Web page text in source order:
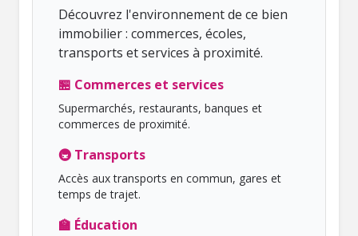
Découvrez l'environnement de ce bien
immobilier : commerces, écoles,
transports et services à proximité.
🏪 Commerces et services
Supermarchés, restaurants, banques et
commerces de proximité.
🚇 Transports
Accès aux transports en commun, gares et
temps de trajet.
🏫 Éducation